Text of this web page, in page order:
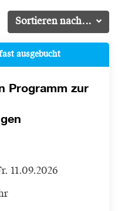
Sortieren nach...
ausgebucht
Programm zur
11.09.2026